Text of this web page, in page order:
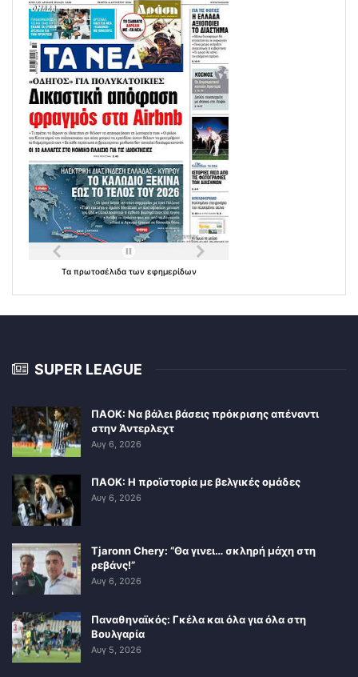
Τα πρωτοσέλιδα των εφημερίδων
SUPER LEAGUE
ΠΑΟΚ: Να βάλει βάσεις πρόκρισης απέναντι
στην Άντερλεχτ
Αυγ 6, 2026
ΠΑΟΚ: Η προϊστορία με βελγικές ομάδες
Αυγ 6, 2026
Tjaronn Chery: “Θα γινει… σκληρή μάχη στη
ρεβάνς!”
Αυγ 6, 2026
Παναθηναϊκός: Γκέλα και όλα για όλα στη
Βουλγαρία
Αυγ 5, 2026